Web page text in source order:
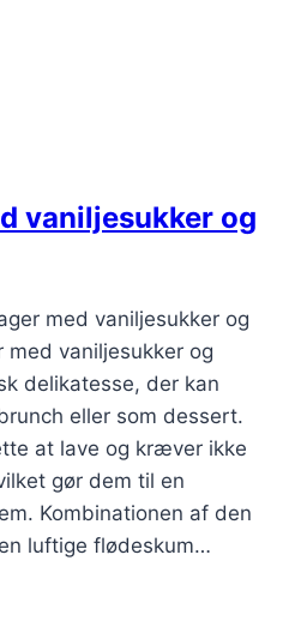
vaniljesukker og
med vaniljesukker og
vaniljesukker og
delikatesse, der kan
eller som dessert.
at lave og kræver ikke
gør dem til en
Kombinationen af den
luftige flødeskum…